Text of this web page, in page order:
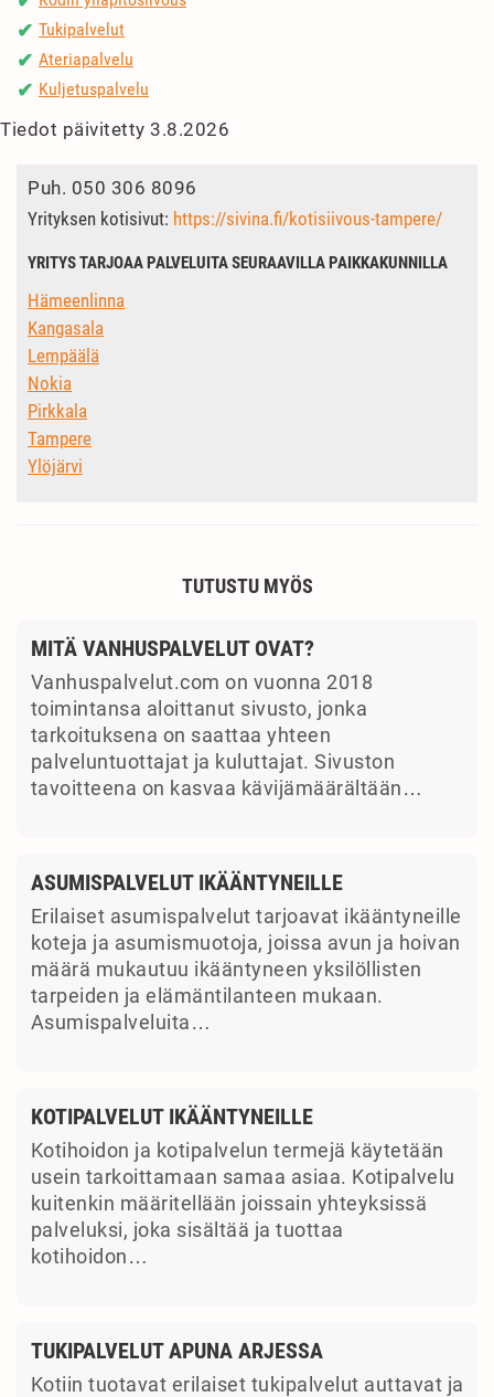
✔ Tukipalvelut
✔ Ateriapalvelu
✔ Kuljetuspalvelu
Tiedot päivitetty 3.8.2026
Puh. 050 306 8096
Yrityksen kotisivut: https://sivina.fi/kotisiivous-tampere/
YRITYS TARJOAA PALVELUITA SEURAAVILLA PAIKKAKUNNILLA
Hämeenlinna
Kangasala
Lempäälä
Nokia
Pirkkala
Tampere
Ylöjärvi
TUTUSTU MYÖS
MITÄ VANHUSPALVELUT OVAT?
Vanhuspalvelut.com on vuonna 2018
toimintansa aloittanut sivusto, jonka
tarkoituksena on saattaa yhteen
palveluntuottajat ja kuluttajat. Sivuston
tavoitteena on kasvaa kävijämäärältään…
ASUMISPALVELUT IKÄÄNTYNEILLE
Erilaiset asumispalvelut tarjoavat ikääntyneille
koteja ja asumismuotoja, joissa avun ja hoivan
määrä mukautuu ikääntyneen yksilöllisten
tarpeiden ja elämäntilanteen mukaan.
Asumispalveluita…
KOTIPALVELUT IKÄÄNTYNEILLE
Kotihoidon ja kotipalvelun termejä käytetään
usein tarkoittamaan samaa asiaa. Kotipalvelu
kuitenkin määritellään joissain yhteyksissä
palveluksi, joka sisältää ja tuottaa
kotihoidon…
TUKIPALVELUT APUNA ARJESSA
Kotiin tuotavat erilaiset tukipalvelut auttavat ja